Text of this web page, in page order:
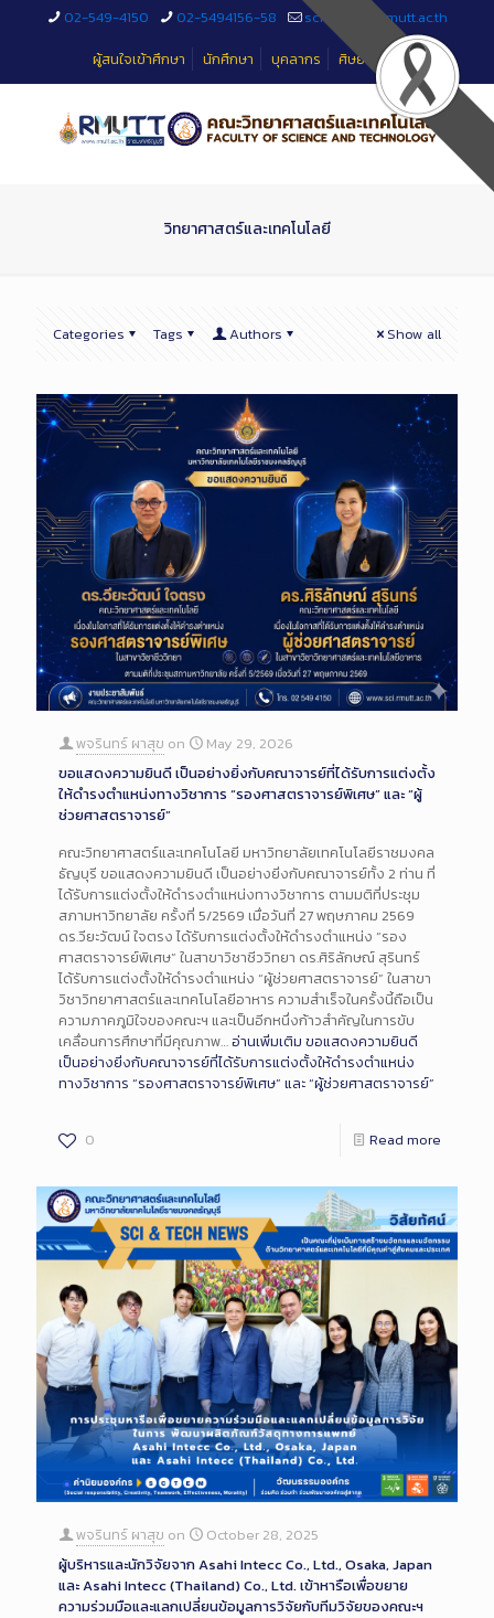
02-549-4150 02-5494156-58
sciteched@rmutt.ac.th
ผู้สนใจเข้าศึกษา
นักศึกษา บุคลากร ศิษย์เก่า
วิทยาศาสตร์และเทคโนโลยี
Categories Tags Authors Show all
พจรินทร์ ผาสุข on
May 29, 2026
ขอแสดงความยินดี เป็นอย่างยิ่งกับคณาจารย์ที่ได้รับการแต่งตั้ง
ให้ดำรงตำแหน่งทางวิชาการ “รองศาสตราจารย์พิเศษ” และ “ผู้
ช่วยศาสตราจารย์”
คณะวิทยาศาสตร์และเทคโนโลยี มหาวิทยาลัยเทคโนโลยีราชมงคล
ธัญบุรี ขอแสดงความยินดี เป็นอย่างยิ่งกับคณาจารย์ทั้ง 2 ท่าน ที่
ได้รับการแต่งตั้งให้ดำรงตำแหน่งทางวิชาการ ตามมติที่ประชุม
สภามหาวิทยาลัย ครั้งที่ 5/2569 เมื่อวันที่ 27 พฤษภาคม 2569
ดร.วียะวัฒน์ ใจตรง ได้รับการแต่งตั้งให้ดำรงตำแหน่ง “รอง
ศาสตราจารย์พิเศษ” ในสาขาวิชาชีววิทยา ดร.ศิริลักษณ์ สุรินทร์
ได้รับการแต่งตั้งให้ดำรงตำแหน่ง “ผู้ช่วยศาสตราจารย์” ในสาขา
วิชาวิทยาศาสตร์และเทคโนโลยีอาหาร ความสำเร็จในครั้งนี้ถือเป็น
ความภาคภูมิใจของคณะฯ และเป็นอีกหนึ่งก้าวสำคัญในการขับ
เคลื่อนการศึกษาที่มีคุณภาพ…อ่านเพิ่มเติม ขอแสดงความยินดี
เป็นอย่างยิ่งกับคณาจารย์ที่ได้รับการแต่งตั้งให้ดำรงตำแหน่ง
ทางวิชาการ “รองศาสตราจารย์พิเศษ” และ “ผู้ช่วยศาสตราจารย์”
0 Read more
พจรินทร์ ผาสุข on
October 28, 2025
ผู้บริหารและนักวิจัยจาก Asahi Intecc Co., Ltd., Osaka, Japan
และ Asahi Intecc (Thailand) Co., Ltd. เข้าหารือเพื่อขยาย
ความร่วมมือและแลกเปลี่ยนข้อมูลการวิจัยกับทีมวิจัยของคณะฯ